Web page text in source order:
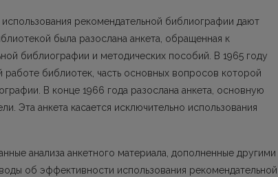
рекомендательной библиографии дают
была разослана анкета, обращенная к
библиографии и методических пособий. В 1965 году
библиотек, часть основных вопросов которой
В конце 1966 года разослана aнкeтa, основную
Эта анкета касается исключительно использования
анализа анкетного материала, дополненные другими
об эффективности использования рекомендательной